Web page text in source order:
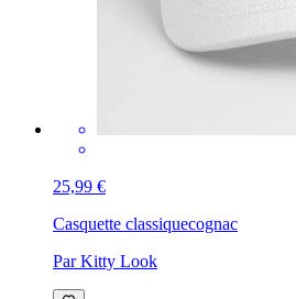
25,99 €
Casquette classiquecognac
Par Kitty Look